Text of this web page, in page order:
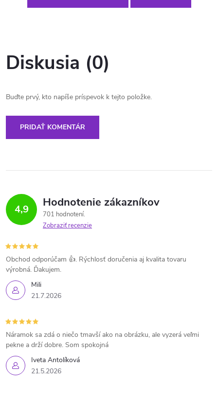
Diskusia (0)
Buďte prvý, kto napíše príspevok k tejto položke.
PRIDAŤ KOMENTÁR
4,9 Hodnotenie zákazníkov
701 hodnotení
Zobraziť recenzie
Mili
21.7.2026
Obchod odporúčam 👍. Rýchlosť doručenia aj kvalita tovaru
výrobná. Ďakujem.
Iveta Antolíková
21.5.2026
Náramok sa zdá o niečo tmavší ako na obrázku, ale vyzerá veľmi
pekne a drží dobre. Som spokojná